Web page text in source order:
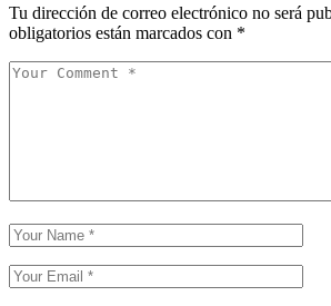
Tu dirección de correo electrónico no será
obligatorios están marcados con *